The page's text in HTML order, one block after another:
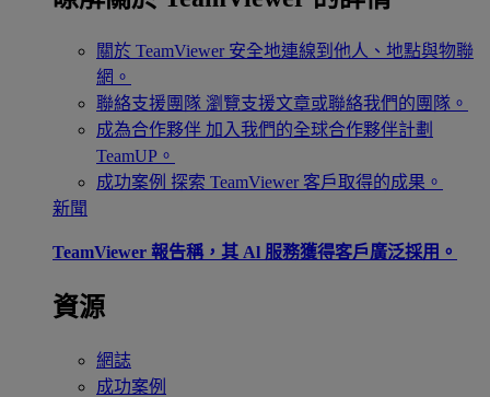
關於 TeamViewer 安全地連線到他人、地點與物聯
網。
聯絡支援團隊 瀏覽支援文章或聯絡我們的團隊。
成為合作夥伴 加入我們的全球合作夥伴計劃
TeamUP。
成功案例 探索 TeamViewer 客戶取得的成果。
新聞
TeamViewer 報告稱，其 Al 服務獲得客戶廣泛採用。
資源
網誌
成功案例